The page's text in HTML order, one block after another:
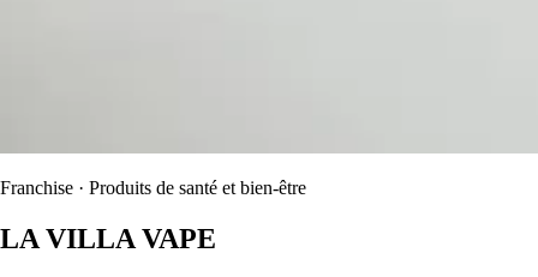
Franchise · Produits de santé et bien-être
LA VILLA VAPE